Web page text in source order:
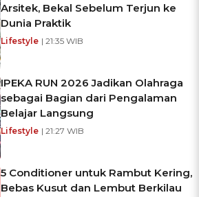
Arsitek, Bekal Sebelum Terjun ke
Dunia Praktik
Lifestyle | 21:35 WIB
IPEKA RUN 2026 Jadikan Olahraga
sebagai Bagian dari Pengalaman
Belajar Langsung
Lifestyle | 21:27 WIB
5 Conditioner untuk Rambut Kering,
Bebas Kusut dan Lembut Berkilau